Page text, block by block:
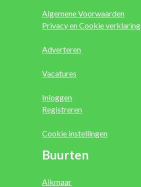
Algemene Voorwaarden
Privacy en Cookie verklaring
Adverteren
Vacatures
Inloggen
Registreren
Cookie instellingen
Buurten
Alkmaar